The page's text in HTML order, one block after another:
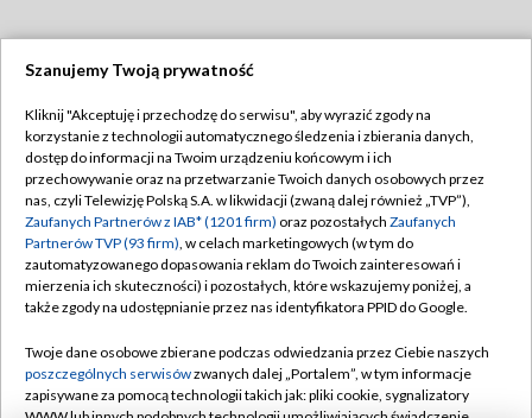
TVP
Abonament TVP
Emisja w TVP
Centrum informacji TVP
Naziemna Telewizja Cyfrowa
Rada Programowa
System NOS
Regulamin TVP
Polityka prywatności
Moje zgody
Pomoc
Kontakt
Szanujemy Twoją prywatność
Kliknij "Akceptuję i przechodzę do serwisu", aby wyrazić zgody na
korzystanie z technologii automatycznego śledzenia i zbierania danych,
dostęp do informacji na Twoim urządzeniu końcowym i ich
przechowywanie oraz na przetwarzanie Twoich danych osobowych przez
nas, czyli Telewizję Polską S.A. w likwidacji (zwaną dalej również „TVP”),
Zaufanych Partnerów z IAB* (1201 firm) oraz pozostałych Zaufanych
Partnerów TVP (93 firm), w celach marketingowych (w tym do
zautomatyzowanego dopasowania reklam do Twoich zainteresowań i
mierzenia ich skuteczności) i pozostałych, które wskazujemy poniżej, a
także zgody na udostępnianie przez nas identyfikatora PPID do Google.
Twoje dane osobowe zbierane podczas odwiedzania przez Ciebie naszych
poszczególnych serwisówzwanych dalej „Portalem”, w tym informacje
zapisywane za pomocą technologii takich jak: pliki cookie, sygnalizatory